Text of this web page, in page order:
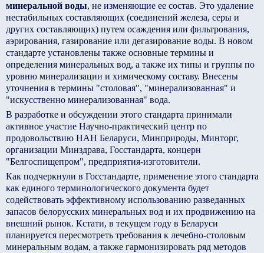
минеральной воды, не изменяющие ее состав. Это удаление
нестабильных составляющих (соединений железа, серы и
других составляющих) путем осаждения или фильтрования,
аэрирования, газирование или дегазирование воды. В новом
стандарте установлены также основные термины и
определения минеральных вод, а также их типы и группы по
уровню минерализации и химическому составу. Внесены
уточнения в термины "столовая", "минерализованная" и
"искусственно минерализованная" вода.
В разработке и обсуждении этого стандарта принимали
активное участие Научно-практический центр по
продовольствию НАН Беларуси, Минприроды, Минторг,
организации Минздрава, Госстандарта, концерн
"Белгоспищепром", предприятия-изготовители.
Как подчеркнули в Госстандарте, применение этого стандарта
как единого терминологического документа будет
содействовать эффективному использованию разведанных
запасов белорусских минеральных вод и их продвижению на
внешний рынок. Кстати, в текущем году в Беларуси
планируется пересмотреть требования к лечебно-столовым
минеральным водам, а также гармонизировать ряд методов